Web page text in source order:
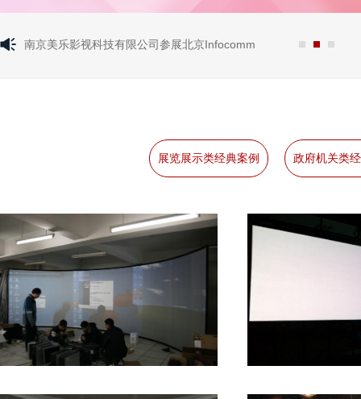
南京美乐影视科技有限公司参展北京Infocomm
南京美乐影
展览展示类经典案例 政府机关类